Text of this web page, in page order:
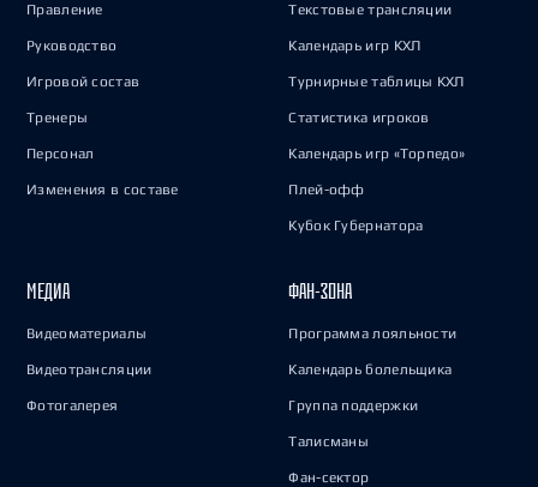
Правление
Руководство
Игровой состав
Тренеры
Персонал
Изменения в составе
Текстовые трансляции
Календарь игр КХЛ
Турнирные таблицы КХЛ
Статистика игроков
Календарь игр «Торпедо»
Плей-офф
Кубок Губернатора
МЕДИА
Видеоматериалы
Видеотрансляции
Фотогалерея
ФАН-ЗОНА
Программа лояльности
Календарь болельщика
Группа поддержки
Талисманы
Фан-сектор